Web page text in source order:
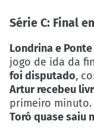
Série C: Final
Londrina e
jogo de ida da
foi disputado,
Artur recebeu
primeiro minuto.
Toró quase saiu